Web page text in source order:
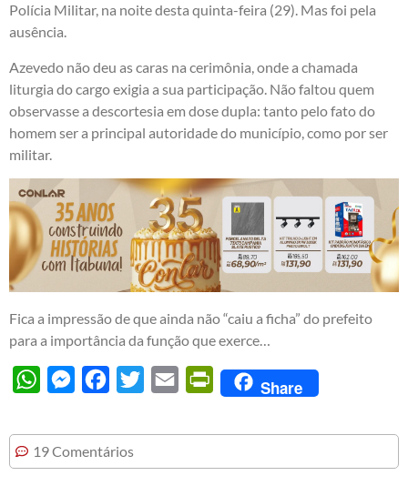
Polícia Militar, na noite desta quinta-feira (29). Mas foi pela
ausência.
Azevedo não deu as caras na cerimônia, onde a chamada
liturgia do cargo exigia a sua participação. Não faltou quem
observasse a descortesia em dose dupla: tanto pelo fato do
homem ser a principal autoridade do município, como por ser
militar.
Fica a impressão de que ainda não “caiu a ficha” do prefeito
para a importância da função que exerce…
WhatsAppMessengerFacebook
Twitter Email PrintFriendly
Share
19 Comentários